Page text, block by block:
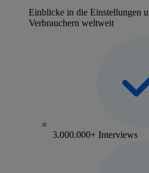
Einblicke in die Einstellungen
Verbrauchern weltweit
3.000.000+ Interviews